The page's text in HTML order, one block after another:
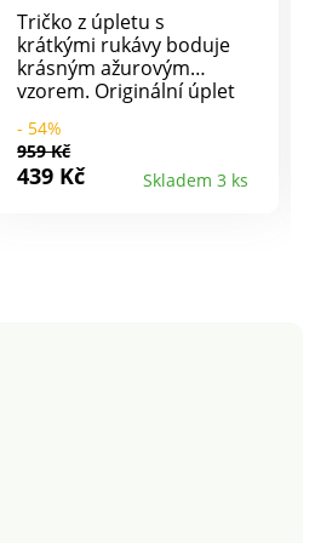
Tričko z úpletu s
krátkými rukávy boduje
krásným ažurovým
vzorem. Originální úplet
Volný komfortní střih.
Kulatý uvolněný výstřih.
Spadlá ramena tvořící
- 54%
959 Kč
439 Kč Skladem 3 ks